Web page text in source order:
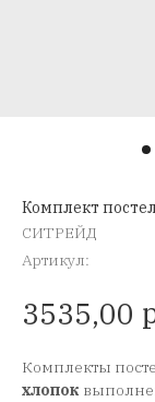
Комплект
СИТРЕЙД
Артикул:
3535,00
Комплекты
хлопок